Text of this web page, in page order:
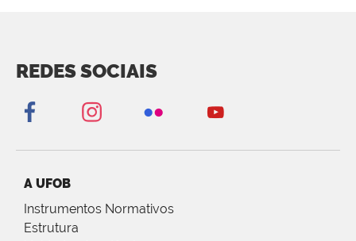
REDES SOCIAIS
A UFOB
Instrumentos Normativos
Estrutura